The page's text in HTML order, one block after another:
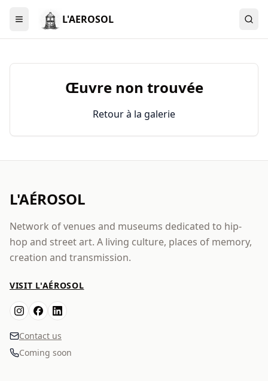
Menu L'AEROSOL
Œuvre non trouvée
Retour à la galerie
L'AÉROSOL
Network of venues and museums dedicated to hip-
hop and street art. A living culture, places of memory,
creation and transmission.
VISIT L'AÉROSOL
Contact us
Coming soon